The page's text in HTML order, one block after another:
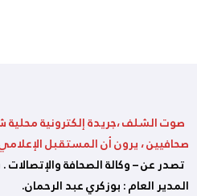
صوت الشلف ،جريدة إلكترونية
صحافيين ، يرون أن المستقبل
المدير العام : بوزكري عبد الرحمان.